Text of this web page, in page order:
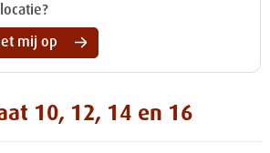
10, 12, 14 en 16
mij op